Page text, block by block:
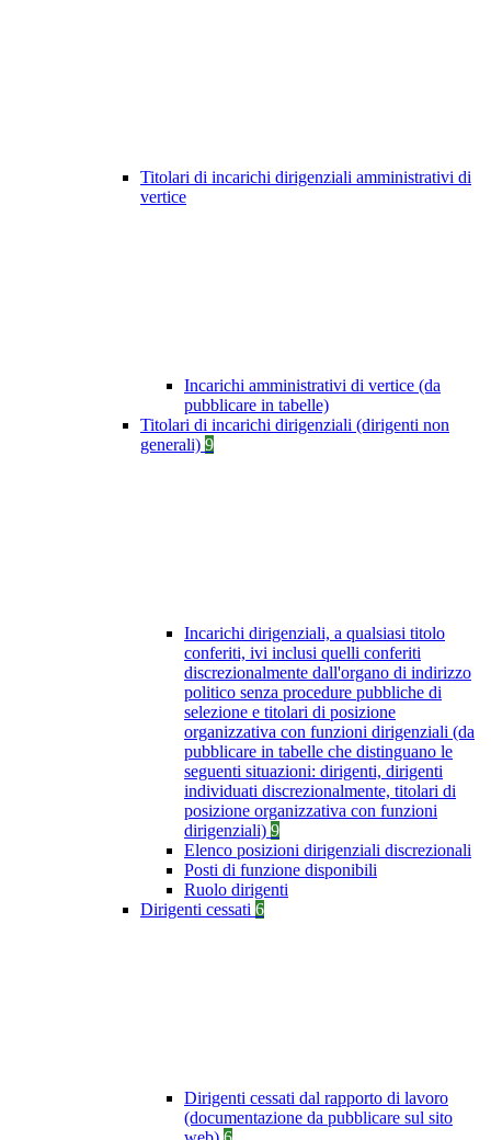
Titolari di incarichi dirigenziali amministrativi di
vertice
Incarichi amministrativi di vertice (da
pubblicare in tabelle)
Titolari di incarichi dirigenziali (dirigenti non
generali) 9
Incarichi dirigenziali, a qualsiasi titolo
conferiti, ivi inclusi quelli conferiti
discrezionalmente dall'organo di indirizzo
politico senza procedure pubbliche di
selezione e titolari di posizione
organizzativa con funzioni dirigenziali (da
pubblicare in tabelle che distinguano le
seguenti situazioni: dirigenti, dirigenti
individuati discrezionalmente, titolari di
posizione organizzativa con funzioni
dirigenziali) 9
Elenco posizioni dirigenziali discrezionali
Posti di funzione disponibili
Ruolo dirigenti
Dirigenti cessati 6
Dirigenti cessati dal rapporto di lavoro
(documentazione da pubblicare sul sito